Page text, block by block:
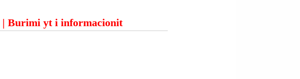
| Burimi yt i informacionit